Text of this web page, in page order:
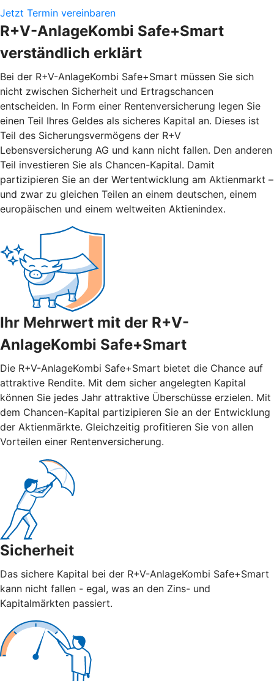
Jetzt Termin vereinbaren
R+V-AnlageKombi Safe+Smart
verständlich erklärt
Bei der R+V-AnlageKombi Safe+Smart müssen Sie sich
nicht zwischen Sicherheit und Ertragschancen
entscheiden. In Form einer Rentenversicherung legen Sie
einen Teil Ihres Geldes als sicheres Kapital an. Dieses ist
Teil des Sicherungsvermögens der R+V
Lebensversicherung AG und kann nicht fallen. Den anderen
Teil investieren Sie als Chancen-Kapital. Damit
partizipieren Sie an der Wertentwicklung am Aktienmarkt –
und zwar zu gleichen Teilen an einem deutschen, einem
europäischen und einem weltweiten Aktienindex.
Ihr Mehrwert mit der R+V-
AnlageKombi Safe+Smart
Die R+V-AnlageKombi Safe+Smart bietet die Chance auf
attraktive Rendite. Mit dem sicher angelegten Kapital
können Sie jedes Jahr attraktive Überschüsse erzielen. Mit
dem Chancen-Kapital partizipieren Sie an der Entwicklung
der Aktienmärkte. Gleichzeitig profitieren Sie von allen
Vorteilen einer Rentenversicherung.
Sicherheit
Das sichere Kapital bei der R+V-AnlageKombi Safe+Smart
kann nicht fallen - egal, was an den Zins- und
Kapitalmärkten passiert.